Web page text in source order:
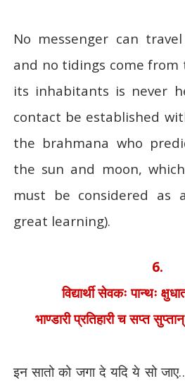
No messenger can
and no tidings come from
its inhabitants is never
contact be established
the brahmana who
the sun and moon,
must be considered as
great learning).
6.
विद्यार्थी सेवकः पान्थः
भाण्डारी प्रतिहारी च सप्त
इन सातो को जगा दे यदि ये सो जाए